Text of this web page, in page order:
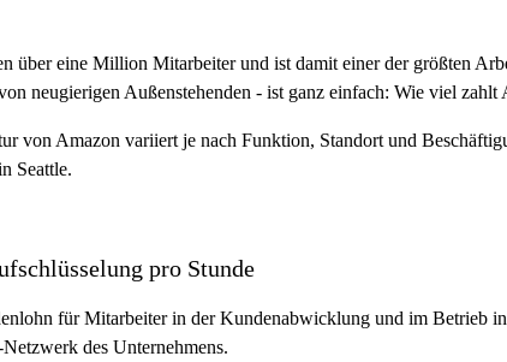
über eine Million Mitarbeiter und ist damit einer der größten
neugierigen Außenstehenden - ist ganz einfach: Wie viel zahlt
von Amazon variiert je nach Funktion, Standort und
Seattle.
pro Stunde
für Mitarbeiter in der Kundenabwicklung und im Betrieb
des Unternehmens.